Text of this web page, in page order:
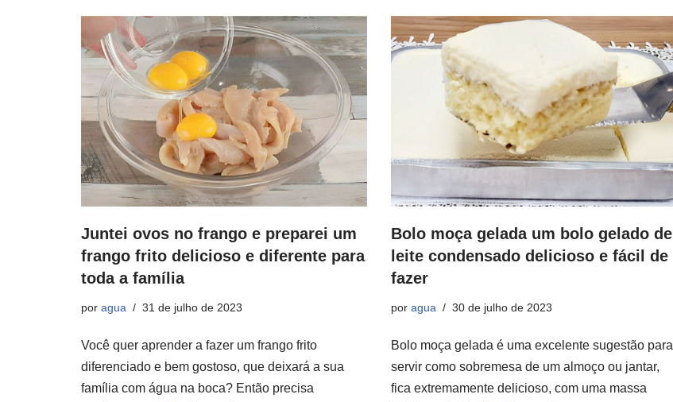
Juntei ovos no frango e preparei um
frango frito delicioso e diferente para
toda a família
por agua 31 de julho de 2023
Você quer aprender a fazer um frango frito
diferenciado e bem gostoso, que deixará a sua
família com água na boca? Então precisa
Bolo moça gelada um bolo gelado de
leite condensado delicioso e fácil de
fazer
por agua 30 de julho de 2023
Bolo moça gelada é uma excelente sugestão para
servir como sobremesa de um almoço ou jantar,
fica extremamente delicioso, com uma massa